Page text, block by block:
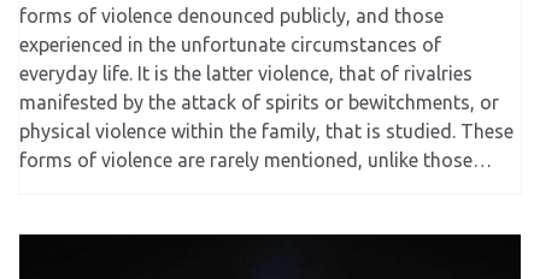
forms of violence denounced publicly, and those
experienced in the unfortunate circumstances of
everyday life. It is the latter violence, that of rivalries
manifested by the attack of spirits or bewitchments, or
physical violence within the family, that is studied. These
forms of violence are rarely mentioned, unlike those…